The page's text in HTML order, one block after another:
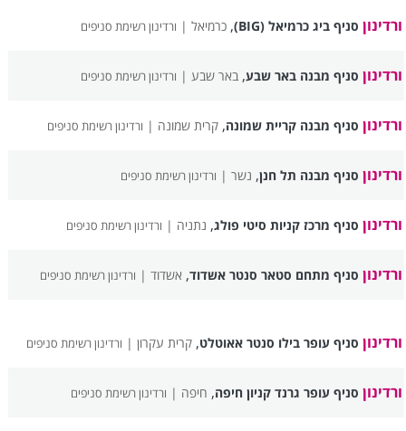
ורדינון סניף ביג כרמיאל (BIG) ,כרמיאל | ורדינון רשימת סניפים
ורדינון סניף מבנה באר שבע,באר שבע | ורדינון רשימת סניפים
ורדינון סניף מבנה קריית שמונה,קרית שמונה | ורדינון רשימת סניפים
ורדינון סניף מבנה תל חנן, נשר | ורדינון רשימת סניפים
ורדינון סניף מרכז קניות סיטי פולג, נתניה | ורדינון רשימת סניפים
ורדינון סניף מתחם סטאר סנטר אשדוד, אשדוד | ורדינון רשימת סניפים
ורדינון סניף עופר בילו סנטר אאוטלט,קרית עקרון | ורדינון רשימת סניפים
ורדינון סניף עופר גרנד קניון חיפה, חיפה | ורדינון רשימת סניפים